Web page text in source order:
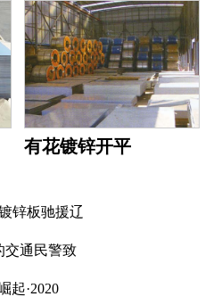
有花镀锌开平
锌板驰援辽
交通民警致
起·2020